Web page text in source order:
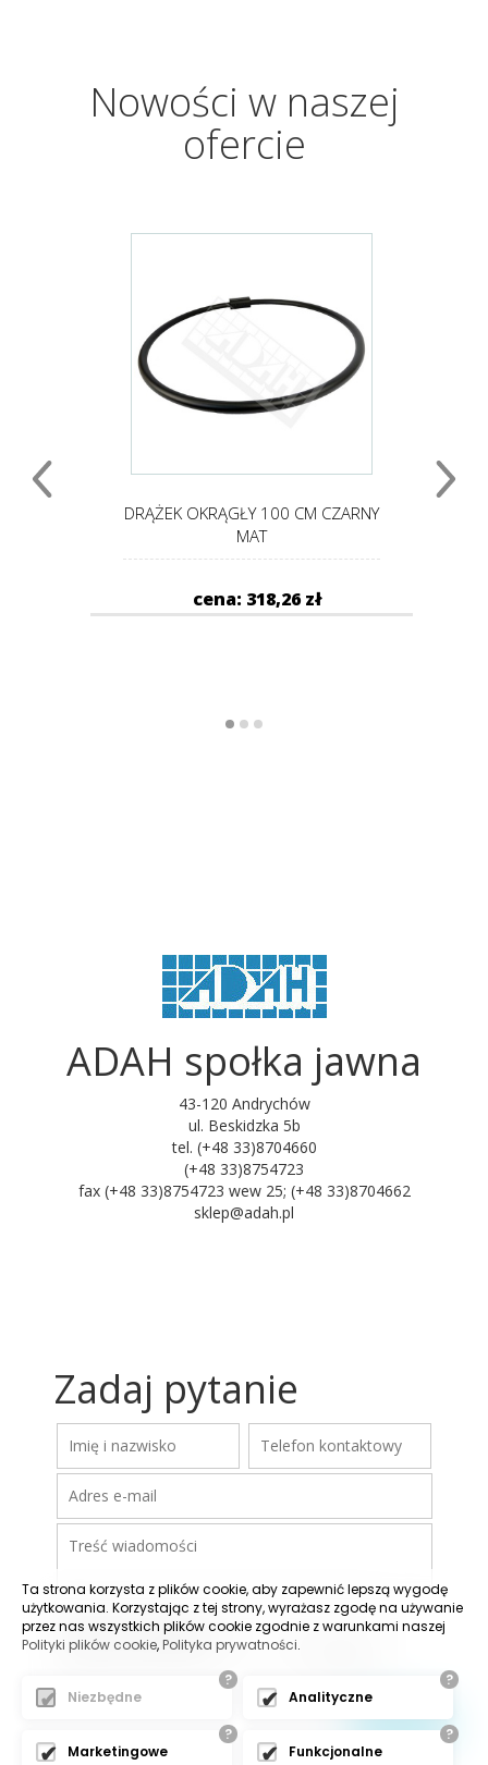
Nowości w naszej
ofercie
DRĄŻEK ROZPRĘŻNY 20 MM 70-
120 CZARNY MAT
cena: 49,20 zł
ADAH społka jawna
43-120 Andrychów
ul. Beskidzka 5b
tel. (+48 33)8704660
(+48 33)8754723
fax (+48 33)8754723 wew 25; (+48 33)8704662
sklep@adah.pl
Zadaj pytanie
Ta strona korzysta z plików cookie, aby zapewnić lepszą wygodę
użytkowania. Korzystając z tej strony, wyrażasz zgodę na używanie
przez nas wszystkich plików cookie zgodnie z warunkami naszej
Polityki plików cookie, Polityka prywatności.
?
Niezbędne
?
Analityczne
?
Marketingowe
?
Funkcjonalne